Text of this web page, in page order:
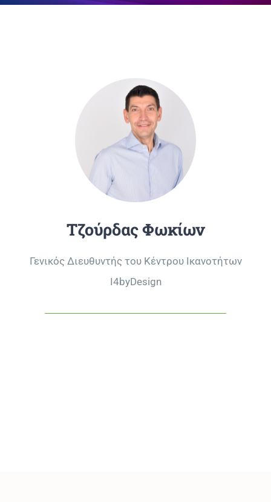
Τζούρδας Φωκίων
Γενικός Διευθυντής του Κέντρου Ικανοτήτων
I4byDesign